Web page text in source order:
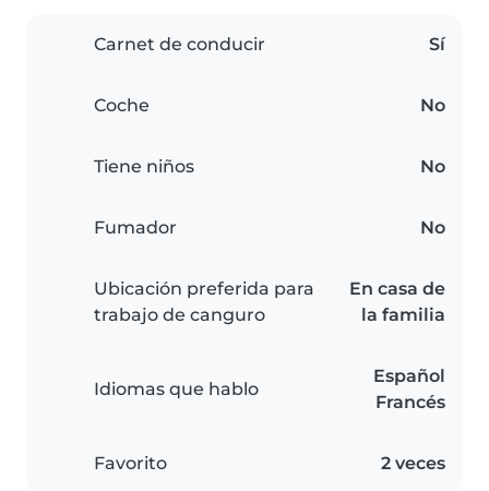
Carnet de conducir Sí
Coche No
Tiene niños No
Fumador No
Ubicación preferida para
trabajo de canguro
En casa de
la familia
Idiomas que hablo
Español
Francés
Favorito 2 veces